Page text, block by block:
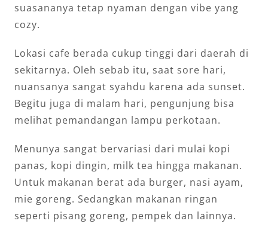
suasananya tetap nyaman dengan vibe yang
cozy.
Lokasi cafe berada cukup tinggi dari daerah di
sekitarnya. Oleh sebab itu, saat sore hari,
nuansanya sangat syahdu karena ada sunset.
Begitu juga di malam hari, pengunjung bisa
melihat pemandangan lampu perkotaan.
Menunya sangat bervariasi dari mulai kopi
panas, kopi dingin, milk tea hingga makanan.
Untuk makanan berat ada burger, nasi ayam,
mie goreng. Sedangkan makanan ringan
seperti pisang goreng, pempek dan lainnya.